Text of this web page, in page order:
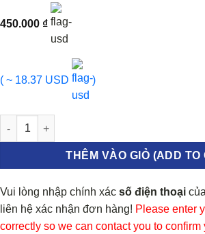
450.000 ₫
( ~ 18.37 USD )
VAN TIẾT LƯU ISUZU QKR270 |
THÊM VÀO GIỎ (ADD TO
Vui lòng nhập chính xác số điện thoại
liên hệ xác nhận đơn hàng! Please enter
correctly so we can contact you to confirm